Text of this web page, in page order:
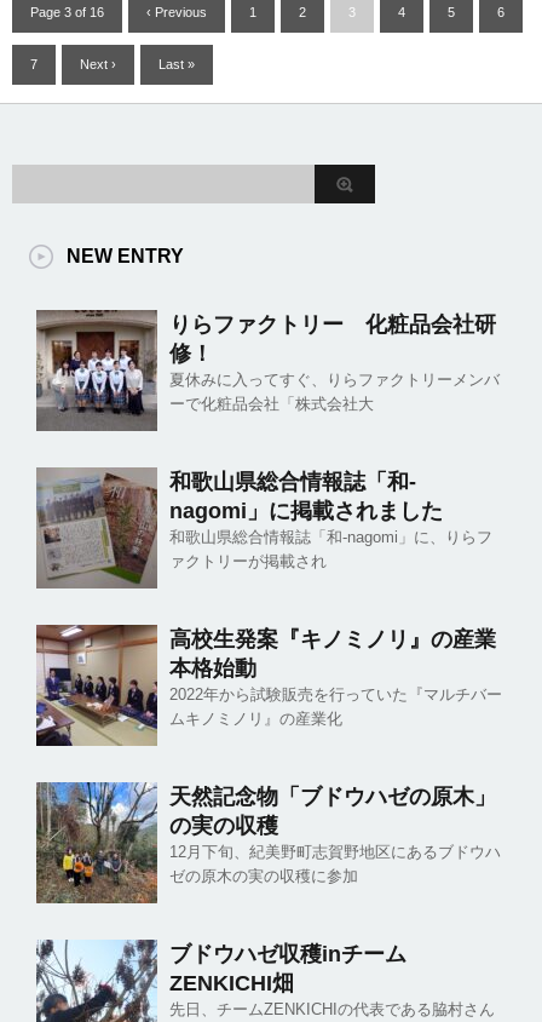
Page 3 of 16 ‹ Previous 1 2 3 4 5 6
7 Next › Last »
NEW ENTRY
りらファクトリー 化粧品会社研
修！
夏休みに入ってすぐ、りらファクトリーメンバ
ーで化粧品会社「株式会社大
和歌山県総合情報誌「和-
nagomi」に掲載されました
和歌山県総合情報誌「和-nagomi」に、りらフ
ァクトリーが掲載され
高校生発案『キノミノリ』の産業
本格始動
2022年から試験販売を行っていた『マルチバー
ムキノミノリ』の産業化
天然記念物「ブドウハゼの原木」
の実の収穫
12月下旬、紀美野町志賀野地区にあるブドウハ
ゼの原木の実の収穫に参加
ブドウハゼ収穫inチーム
ZENKICHI畑
先日、チームZENKICHIの代表である脇村さん